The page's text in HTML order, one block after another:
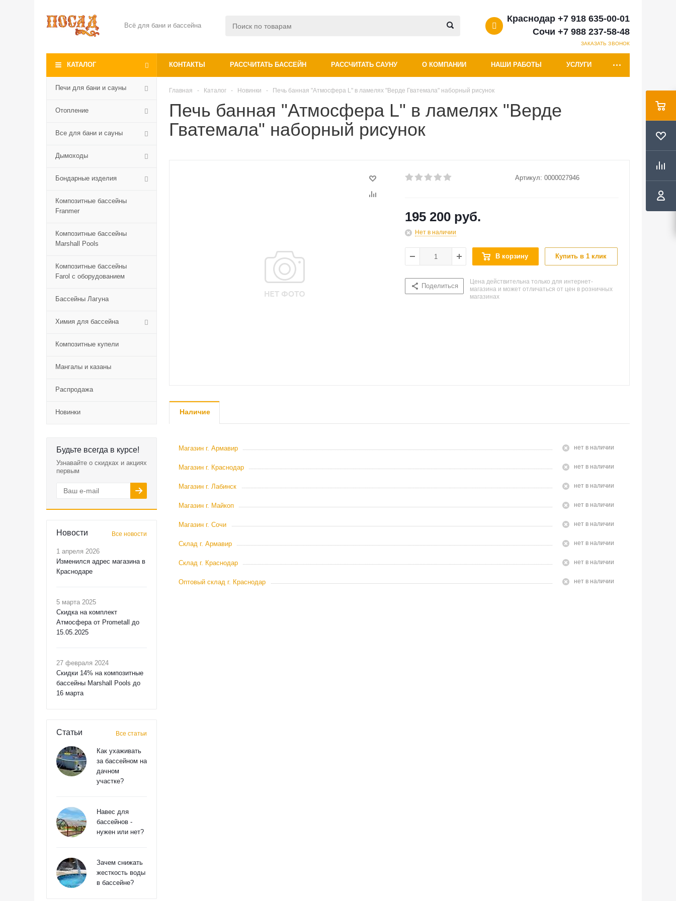
Всё для бани и бассейна
Краснодар +7 918 635-00-01
Сочи +7 988 237-58-48
ЗАКАЗАТЬ ЗВОНОК
КАТАЛОГ КОНТАКТЫ РАССЧИТАТЬ БАССЕЙН РАССЧИТАТЬ САУНУ О КОМПАНИИ НАШИ РАБОТЫ УСЛУГИ
Печи для бани и сауны
Отопление
Все для бани и сауны
Дымоходы
Бондарные изделия
Композитные бассейны
Franmer
Композитные бассейны
Marshall Pools
Композитные бассейны
Farol с оборудованием
Бассейны Лагуна
Химия для бассейна
Композитные купели
Мангалы и казаны
Распродажа
Новинки
Будьте всегда в курсе!
Узнавайте о скидках и акциях
первым
Новости Все новости
1 апреля 2026
Изменился адрес магазина в
Краснодаре
5 марта 2025
Скидка на комплект
Атмосфера от Prometall до
15.05.2025
27 февраля 2024
Скидки 14% на композитные
бассейны Marshall Pools до
16 марта
Статьи Все статьи
Как ухаживать
за бассейном на
дачном
участке?
Навес для
бассейнов -
нужен или нет?
Зачем снижать
жесткость воды
в бассейне?
Главная - Каталог - Новинки - Печь банная "Атмосфера L" в ламелях "Верде Гватемала" наборный рисунок
Печь банная "Атмосфера L" в ламелях "Верде
Гватемала" наборный рисунок
Артикул: 0000027946
195 200 руб.
Нет в наличии
В корзину Купить в 1 клик
Поделиться
Цена действительна только для интернет-
магазина и может отличаться от цен в розничных
магазинах
Наличие
Магазин г. Армавир Нет в наличии
Магазин г. Краснодар Нет в наличии
Магазин г. Лабинск Нет в наличии
Магазин г. Майкоп Нет в наличии
Магазин г. Сочи Нет в наличии
Склад г. Армавир Нет в наличии
Склад г. Краснодар Нет в наличии
Оптовый склад г. Краснодар Нет в наличии